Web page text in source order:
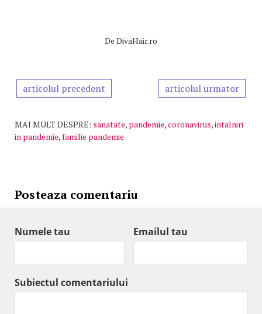
De DivaHair.ro
articolul precedent articolul urmator
MAI MULT DESPRE: sanatate, pandemie,coronavirus,intalniri
in pandemie,familie pandemie
Posteaza comentariu
Numele tau Emailul tau
Subiectul comentariului